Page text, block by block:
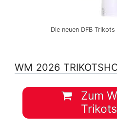
Die neuen DFB
WM 2026
Zum